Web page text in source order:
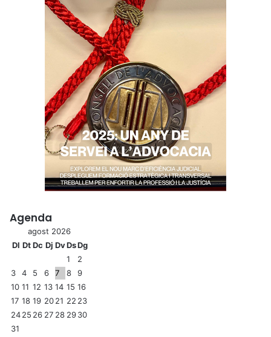
Agenda
agost 2026
Dl DtDc Dj DvDsDg
1
2
3
4 5 6 7 8
9
10 11 12 13 14 15 16
17 18 19 2021 22 23
2425 26 27 28 2930
31